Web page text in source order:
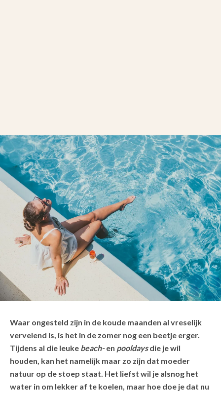
Waar ongesteld zijn in de koude maanden al vreselijk
vervelend is, is het in de zomer nog een beetje erger.
Tijdens al die leuke beach-en pooldaysdie je wil
houden, kan het namelijk maar zo zijn dat moeder
natuur op de stoep staat. Het liefst wil je alsnog het
water in om lekker af te koelen, maar hoe doe je dat nu